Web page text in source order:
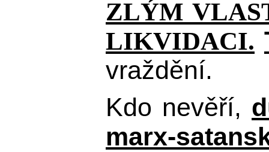
ZLÝM
LIKVIDACI.
vraždění.
Kdo nevěří,
marx-